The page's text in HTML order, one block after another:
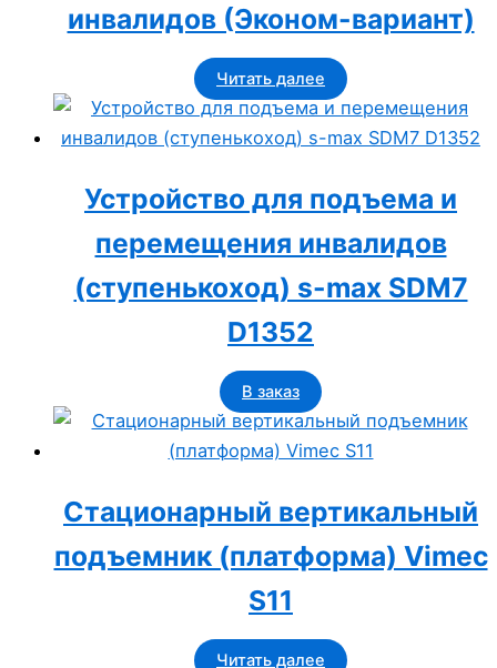
инвалидов (Эконом-вариант)
Читать далее
Устройство для подъема и
перемещения инвалидов
(ступенькоход) s-max SDM7
D1352
В заказ
Стационарный вертикальный
подъемник (платформа) Vimec
S11
Читать далее